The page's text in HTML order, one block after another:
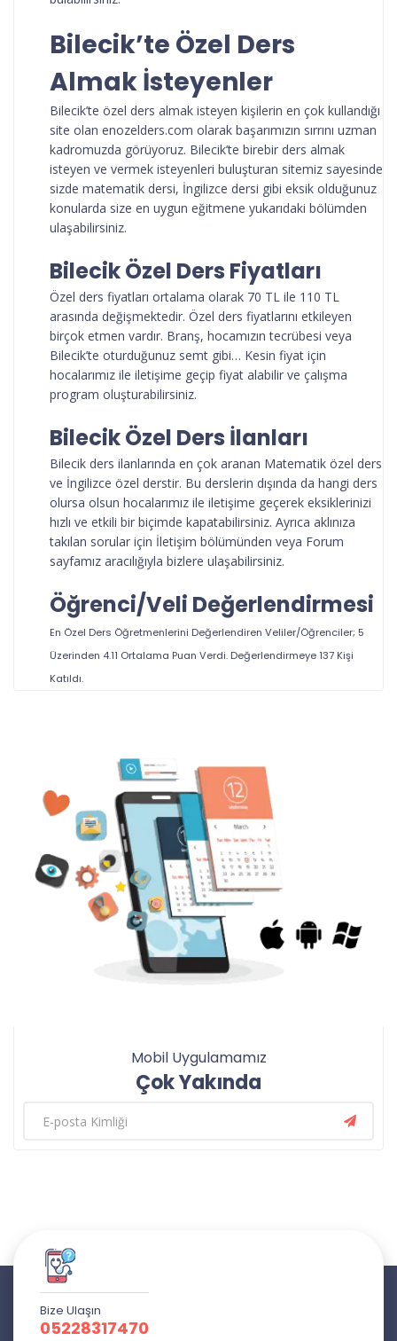
Bilecik’te Özel Ders
Almak İsteyenler
Bilecik’te özel ders almak isteyen kişilerin en çok kullandığı
site olan enozelders.com olarak başarımızın sırrını uzman
kadromuzda görüyoruz. Bilecik’te birebir ders almak
isteyen ve vermek isteyenleri buluşturan sitemiz sayesinde
sizde matematik dersi, İngilizce dersi gibi eksik olduğunuz
konularda size en uygun eğitmene yukarıdaki bölümden
ulaşabilirsiniz.
Bilecik Özel Ders Fiyatları
Özel ders fiyatları ortalama olarak 70 TL ile 110 TL
arasında değişmektedir. Özel ders fiyatlarını etkileyen
birçok etmen vardır. Branş, hocamızın tecrübesi veya
Bilecik’te oturduğunuz semt gibi… Kesin fiyat için
hocalarımız ile iletişime geçip fiyat alabilir ve çalışma
program oluşturabilirsiniz.
Bilecik Özel Ders İlanları
Bilecik ders ilanlarında en çok aranan Matematik özel ders
ve İngilizce özel derstir. Bu derslerin dışında da hangi ders
olursa olsun hocalarımız ile iletişime geçerek eksiklerinizi
hızlı ve etkili bir biçimde kapatabilirsiniz. Ayrıca aklınıza
takılan sorular için İletişim bölümünden veya Forum
sayfamız aracılığıyla bizlere ulaşabilirsiniz.
Öğrenci/Veli Değerlendirmesi
En Özel Ders Öğretmenlerini Değerlendiren Veliler/Öğrenciler; 5
Üzerinden 4.11 Ortalama Puan Verdi. Değerlendirmeye137 Kişi
Katıldı.
Mobil Uygulamamız
Çok Yakında
Bize Ulaşın
05228317470